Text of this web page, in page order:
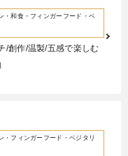
・和食・フィンガーフード・ベ
/創作/温製/五感で楽しむ
・フィンガーフード・ベジタリ